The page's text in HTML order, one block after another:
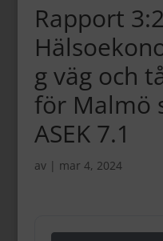
Rapport
g väg och
för Malmö
ASEK 7.1
av | mar 4, 2024